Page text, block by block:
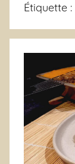
Étiquette :